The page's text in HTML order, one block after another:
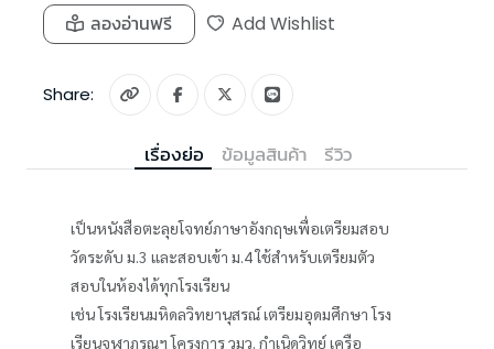
ลองอ่านฟรี Add Wishlist
Share:
เรื่องย่อ ข้อมูลสินค้า รีวิว
เป็นหนังสือตะลุยโจทย์ภาษาอังกฤษเพื่อเตรียมสอบ
วัดระดับ ม.3 และสอบเข้า ม.4 ใช้สำหรับเตรียมตัว
สอบในห้องได้ทุกโรงเรียน
เช่น โรงเรียนมหิดลวิทยานุสรณ์ เตรียมอุดมศึกษา โรง
เรียนจุฬาภรณฯ โครงการ วมว. กำเนิดวิทย์ เครือ